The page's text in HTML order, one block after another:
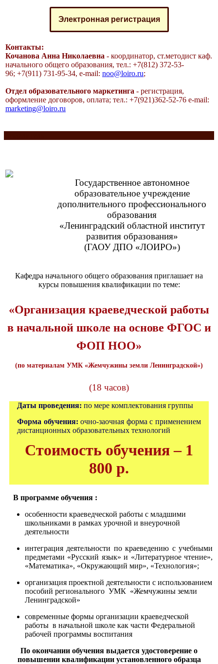
Электронная регистрация
Контакты:
Кочанова Анна Николаевна - координатор, ст.методист каф.
начального общего образования, тел.: +7(812) 372-53-
96; +7(911) 731-95-34, e-mail: noo@loiro.ru;
Отдел образовательного маркетинга - регистрация,
оформление договоров, оплата; тел.: +7(921)362-52-76 e-mail:
marketing@loiro.ru
Государственное автономное
образовательное учреждение
дополнительного профессионального
образования
«Ленинградский областной институт
развития образования»
(ГАОУ ДПО «ЛОИРО»)
Кафедра начального общего образования приглашает на
курсы повышения квалификации по теме:
«Организация краеведческой работы
в начальной школе на основе ФГОС и
ФОП НОО»
(по материалам УМК «Жемчужины земли Ленинградской»)
(18 часов)
Даты проведения: по мере комплектования группы
Форма обучения: очно-заочная форма с применением
дистанционных образовательных технологий
Стоимость обучения – 1
800 р.
В программе обучения :
особенности краеведческой работы с младшими
школьниками в рамках урочной и внеурочной
деятельности
интеграция деятельности по краеведению с учебными
предметами «Русский язык» и «Литературное чтение»,
«Математика», «Окружающий мир», «Технология»;
организация проектной деятельности с использованием
пособий регионального УМК «Жемчужины земли
Ленинградской»
современные формы организации краеведческой
работы в начальной школе как части Федеральной
рабочей программы воспитания
По окончании обучения выдается удостоверение о
повышении квалификации установленного образца